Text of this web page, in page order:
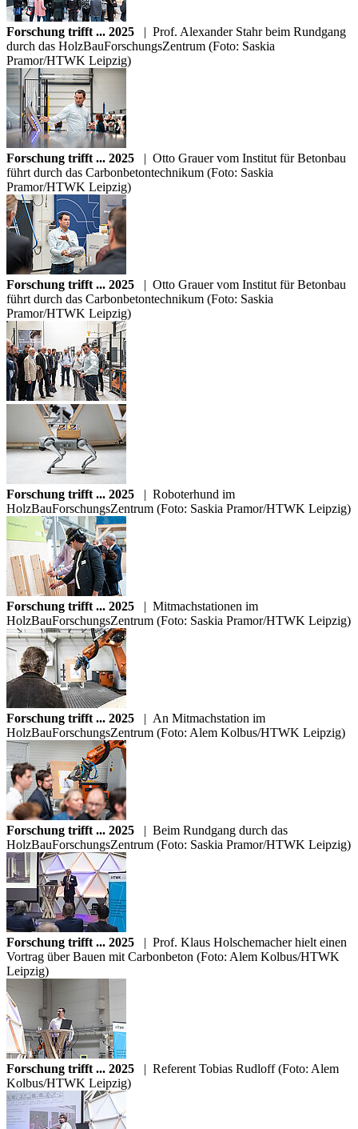
Forschung trifft ... 2025 | Prof. Alexander Stahr beim Rundgang
durch das HolzBauForschungsZentrum (Foto: Saskia
Pramor/HTWK Leipzig)
Forschung trifft ... 2025 | Otto Grauer vom Institut für Betonbau
führt durch das Carbonbetontechnikum (Foto: Saskia
Pramor/HTWK Leipzig)
Forschung trifft ... 2025 | Otto Grauer vom Institut für Betonbau
führt durch das Carbonbetontechnikum (Foto: Saskia
Pramor/HTWK Leipzig)
Forschung trifft ... 2025 | Roboterhund im
HolzBauForschungsZentrum (Foto: Saskia Pramor/HTWK Leipzig)
Forschung trifft ... 2025 | Mitmachstationen im
HolzBauForschungsZentrum (Foto: Saskia Pramor/HTWK Leipzig)
Forschung trifft ... 2025 | An Mitmachstation im
HolzBauForschungsZentrum (Foto: Alem Kolbus/HTWK Leipzig)
Forschung trifft ... 2025 | Beim Rundgang durch das
HolzBauForschungsZentrum (Foto: Saskia Pramor/HTWK Leipzig)
Forschung trifft ... 2025 | Prof. Klaus Holschemacher hielt einen
Vortrag über Bauen mit Carbonbeton (Foto: Alem Kolbus/HTWK
Leipzig)
Forschung trifft ... 2025 | Referent Tobias Rudloff (Foto: Alem
Kolbus/HTWK Leipzig)